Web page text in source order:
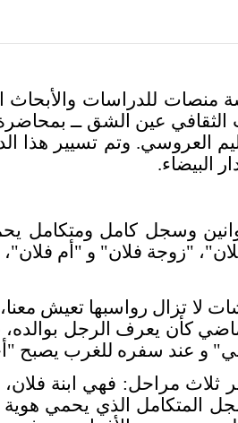
عين الشق ــ
العروسي. وتم تسيير هذا
البيضاء.
وسجل كامل ومتكامل
فلان"، "زوجة فلان" و "أم
لا تزال رواسبها تعيش
كأن يعرف الرجل بوالده،
و عند سفره للغرب يصبح
ثلاث مراحل: فهي ابنة
المتكامل الذي يحمي هوية